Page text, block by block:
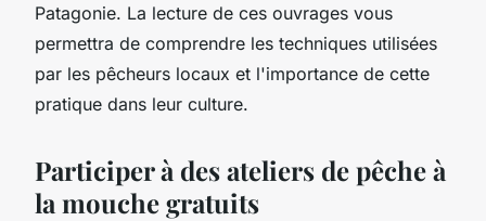
Patagonie. La lecture de ces ouvrages vous
permettra de comprendre les techniques utilisées
par les pêcheurs locaux et l'importance de cette
pratique dans leur culture.
Participer à des ateliers de pêche à
la mouche gratuits